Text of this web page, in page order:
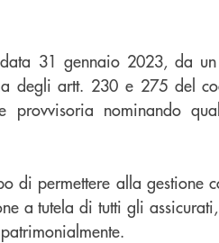
31 gennaio 2023, da
degli artt. 230 e 275 del
nominando
di permettere alla gestione
a tutela di tutti gli